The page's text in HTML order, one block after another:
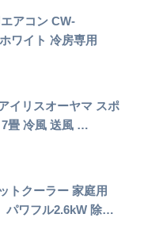
アコン CW-
ワイト 冷房専用
イリスオーヤマ スポ
7畳 冷風 送風 …
トクーラー 家庭用
パワフル2.6kW 除…